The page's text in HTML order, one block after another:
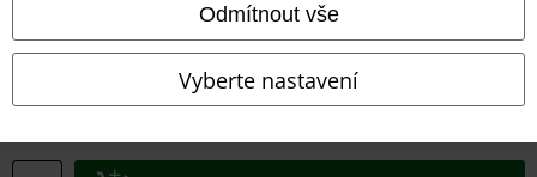
Odmítnout vše
Vyberte nastavení
Prohlášení o shodě
Informace o přístupnosti
Nastavení souborů cookie